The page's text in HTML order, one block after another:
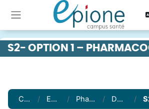
Passer au contenu principal
Panneau latéral
S2- OPTION 1 –
Cours EPIONE Pharmacie DFGSP2